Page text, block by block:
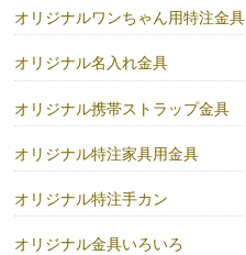
オリジナルワンちゃん用特注金具
オリジナル名入れ金具
オリジナル携帯ストラップ金具
オリジナル特注家具用金具
オリジナル特注手カン
オリジナル金具いろいろ